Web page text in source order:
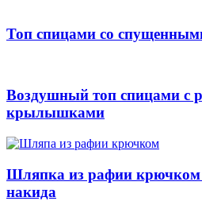
Топ спицами со
Воздушный топ спицами с
крылышками
Шляпка из рафии крючком
накида